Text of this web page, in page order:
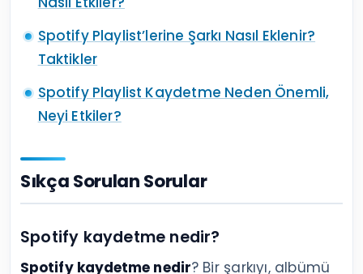
Spotify Playlist’lerine Şarkı Nasıl Eklenir?
Taktikler
Spotify Playlist Kaydetme Neden Önemli,
Neyi Etkiler?
Sıkça Sorulan Sorular
Spotify kaydetme nedir?
Spotify kaydetme nedir? Bir şarkıyı, albümü